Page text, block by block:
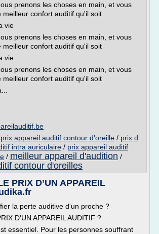
prenons les choses en main, et vous
meilleur confort auditif qu'il soit
vie
prenons les choses en main, et vous
meilleur confort auditif qu'il soit
vie
prenons les choses en main, et vous
meilleur confort auditif qu'il soit
prix appareil auditif contour d'oreille / prix d
intra auriculaire / prix appareil auditif
/ meilleur appareil d'audition /
contour d'oreilles
PRIX D’UN APPAREIL
la perte auditive d'un proche ?
D'UN APPAREIL AUDITIF ?
essentiel. Pour les personnes souffrant